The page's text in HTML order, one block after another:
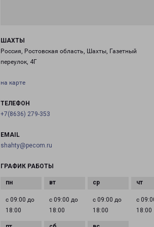
ШАХТЫ
Россия, Ростовская область, Шахты, Газетный
переулок, 4Г
на карте
ТЕЛЕФОН
+7(8636) 279-353
EMAIL
shahty@pecom.ru
ГРАФИК РАБОТЫ
с 09:00 до
18:00
с 09:00 до
18:00
с 09:00 до
18:00
с
18:00